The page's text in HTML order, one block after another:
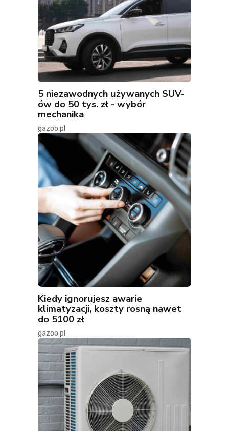
5 niezawodnych używanych SUV-
ów do 50 tys. zł - wybór
mechanika
gazoo.pl
Kiedy ignorujesz awarie
klimatyzacji, koszty rosną nawet
do 5100 zł
gazoo.pl